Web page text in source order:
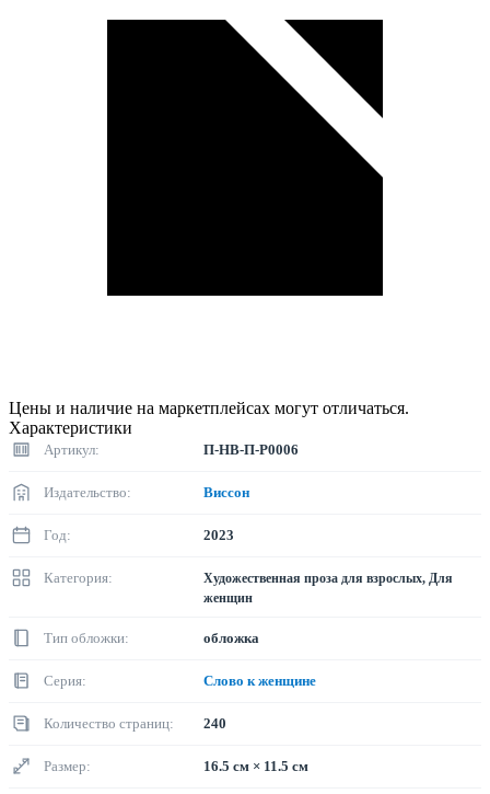
Цены и наличие на маркетплейсах могут отличаться.
Характеристики
Артикул: П-НВ-П-Р0006
Издательство: Виссон
Год: 2023
Категория:
Художественная проза для взрослых, Для
женщин
Тип обложки: обложка
Серия: Слово к женщине
Количество страниц: 240
Размер: 16.5 см × 11.5 см